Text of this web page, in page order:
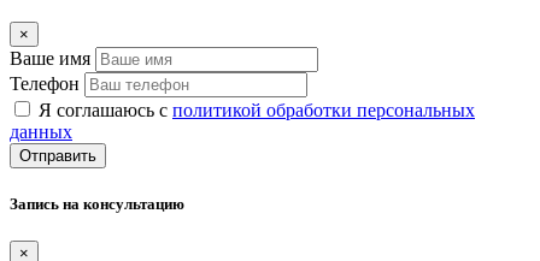
×
Ваше имя
Телефон
Я соглашаюсь с политикой обработки персональных
данных
Отправить
Запись на консультацию
×